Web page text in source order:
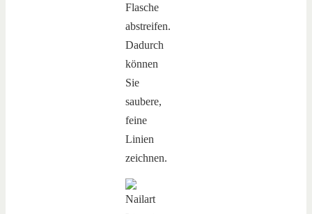
Flasche
abstreifen.
Dadurch
können
Sie
saubere,
feine
Linien
zeichnen.